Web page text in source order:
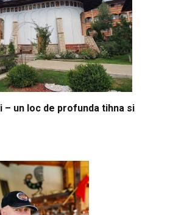
– un loc de profunda tihna si